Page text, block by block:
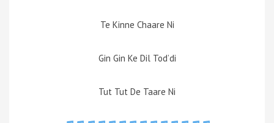
Te Kinne Chaare Ni
Gin Gin Ke Dil Tod’di
Tut Tut De Taare Ni